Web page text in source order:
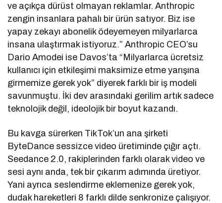
ve açıkça dürüst olmayan reklamlar. Anthropic
zengin insanlara pahalı bir ürün satıyor. Biz ise
yapay zekayı abonelik ödeyemeyen milyarlarca
insana ulaştırmak istiyoruz.” Anthropic CEO’su
Dario Amodei ise Davos’ta “Milyarlarca ücretsiz
kullanıcı için etkileşimi maksimize etme yarışına
girmemize gerek yok” diyerek farklı bir iş modeli
savunmuştu. İki dev arasındaki gerilim artık sadece
teknolojik değil, ideolojik bir boyut kazandı.
Bu kavga sürerken TikTok’un ana şirketi
ByteDance sessizce video üretiminde çığır açtı.
Seedance 2.0, rakiplerinden farklı olarak video ve
sesi aynı anda, tek bir çıkarım adımında üretiyor.
Yani ayrıca seslendirme eklemenize gerek yok,
dudak hareketleri 8 farklı dilde senkronize çalışıyor.